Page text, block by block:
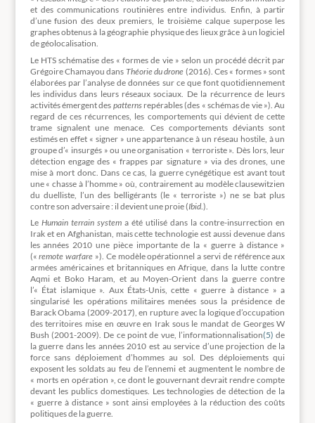
et des communications routinières entre individus. Enfin, à partir
d’une fusion des deux premiers, le troisième calque superpose les
graphes obtenus à la géographie physique des lieux grâce à un logiciel
de géolocalisation.
Le HTS schématise des « formes de vie » selon un procédé décrit par
Grégoire Chamayou dans Théorie du drone (2016). Ces « formes » sont
élaborées par l’analyse de données sur ce que font quotidiennement
les individus dans leurs réseaux sociaux. De la récurrence de leurs
activités émergent des patternsrepérables (des « schémas de vie »). Au
regard de ces récurrences, les comportements qui dévient de cette
trame signalent une menace. Ces comportements déviants sont
estimés en effet « signer » une appartenance à un réseau hostile, à un
groupe d’« insurgés » ou une organisation « terroriste ». Dès lors, leur
détection engage des « frappes par signature » via des drones, une
mise à mort donc. Dans ce cas, la guerre cynégétique est avant tout
une « chasse à l’homme » où, contrairement au modèle clausewitzien
du duelliste, l’un des belligérants (le « terroriste ») ne se bat plus
contre son adversaire : il devient une proie (Ibid.).
Le Humain terrain systema été utilisé dans la contre-insurrection en
Irak et en Afghanistan, mais cette technologie est aussi devenue dans
les années 2010 une pièce importante de la « guerre à distance »
(«remote warfare »). Ce modèle opérationnel a servi de référence aux
armées américaines et britanniques en Afrique, dans la lutte contre
Aqmi et Boko Haram, et au Moyen-Orient dans la guerre contre
l’« État islamique ». Aux États-Unis, cette « guerre à distance » a
singularisé les opérations militaires menées sous la présidence de
Barack Obama (2009-2017), en rupture avec la logique d’occupation
des territoires mise en œuvre en Irak sous le mandat de Georges W
Bush (2001-2009). De ce point de vue, l’informationnalisation(5) de
la guerre dans les années 2010 est au service d’une projection de la
force sans déploiement d’hommes au sol. Des déploiements qui
exposent les soldats au feu de l’ennemi et augmentent le nombre de
« morts en opération », ce dont le gouvernant devrait rendre compte
devant les publics domestiques. Les technologies de détection de la
« guerre à distance » sont ainsi employées à la réduction des coûts
politiques de la guerre.